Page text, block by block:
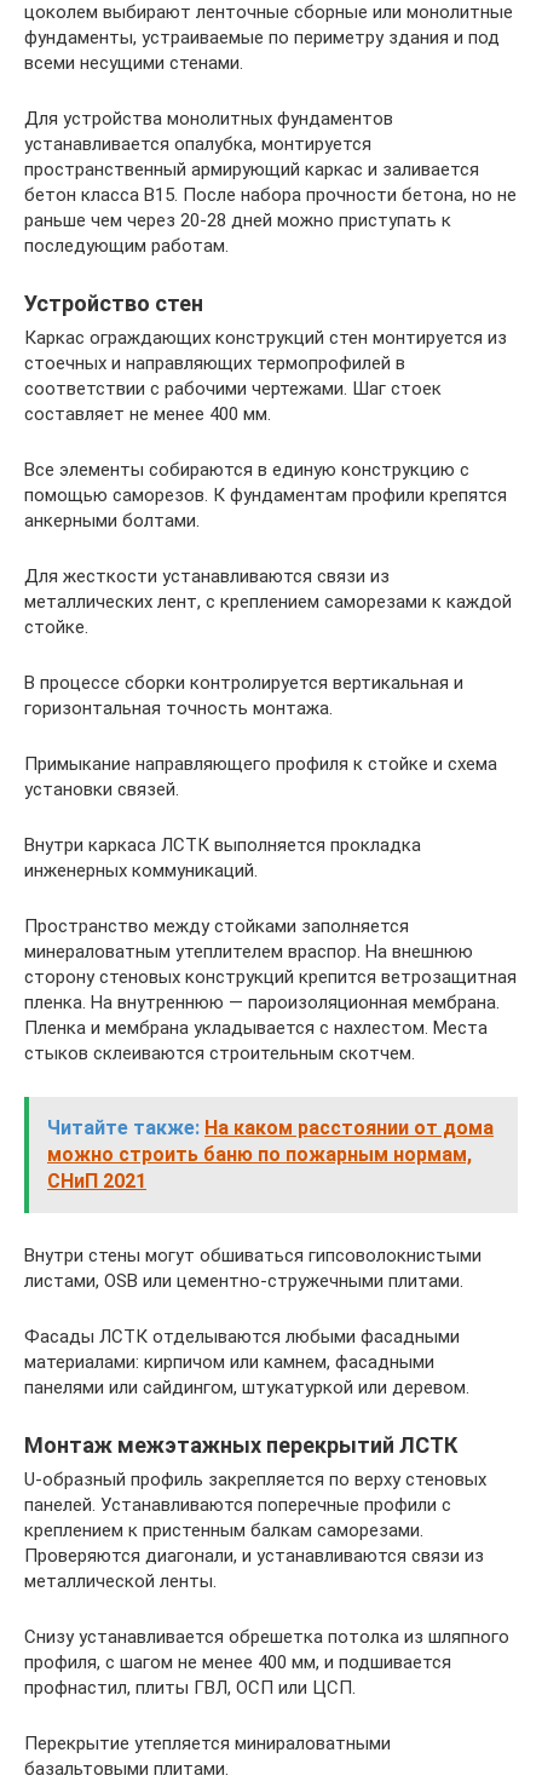
цоколем выбирают ленточные сборные или монолитные
фундаменты, устраиваемые по периметру здания и под
всеми несущими стенами.
Для устройства монолитных фундаментов
устанавливается опалубка, монтируется
пространственный армирующий каркас и заливается
бетон класса В15. После набора прочности бетона, но не
раньше чем через 20-28 дней можно приступать к
последующим работам.
Устройство стен
Каркас ограждающих конструкций стен монтируется из
стоечных и направляющих термопрофилей в
соответствии с рабочими чертежами. Шаг стоек
составляет не менее 400 мм.
Все элементы собираются в единую конструкцию с
помощью саморезов. К фундаментам профили крепятся
анкерными болтами.
Для жесткости устанавливаются связи из
металлических лент, с креплением саморезами к каждой
стойке.
В процессе сборки контролируется вертикальная и
горизонтальная точность монтажа.
Примыкание направляющего профиля к стойке и схема
установки связей.
Внутри каркаса ЛСТК выполняется прокладка
инженерных коммуникаций.
Пространство между стойками заполняется
минераловатным утеплителем враспор. На внешнюю
сторону стеновых конструкций крепится ветрозащитная
пленка. На внутреннюю — пароизоляционная мембрана.
Пленка и мембрана укладывается с нахлестом. Места
стыков склеиваются строительным скотчем.
Читайте также: На каком расстоянии от дома
можно строить баню по пожарным нормам,
СНиП 2021
Внутри стены могут обшиваться гипсоволокнистыми
листами, OSB или цементно-стружечными плитами.
Фасады ЛСТК отделываются любыми фасадными
материалами: кирпичом или камнем, фасадными
панелями или сайдингом, штукатуркой или деревом.
Монтаж межэтажных перекрытий ЛСТК
U-образный профиль закрепляется по верху стеновых
панелей. Устанавливаются поперечные профили с
креплением к пристенным балкам саморезами.
Проверяются диагонали, и устанавливаются связи из
металлической ленты.
Снизу устанавливается обрешетка потолка из шляпного
профиля, с шагом не менее 400 мм, и подшивается
профнастил, плиты ГВЛ, ОСП или ЦСП.
Перекрытие утепляется минираловатными
базальтовыми плитами.